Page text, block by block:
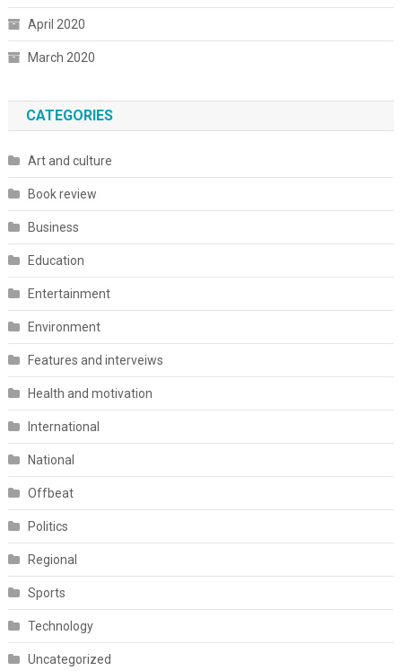
April 2020
March 2020
CATEGORIES
Art and culture
Book review
Business
Education
Entertainment
Environment
Features and interveiws
Health and motivation
International
National
Offbeat
Politics
Regional
Sports
Technology
Uncategorized